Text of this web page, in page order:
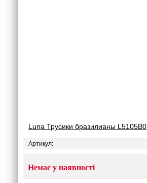
Luna Трусики бразилианы L5105B0
Артикул:
Немає у наявності